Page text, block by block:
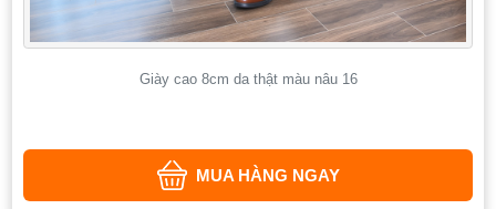
Giày cao 8cm da thật màu nâu 16
MUA HÀNG NGAY